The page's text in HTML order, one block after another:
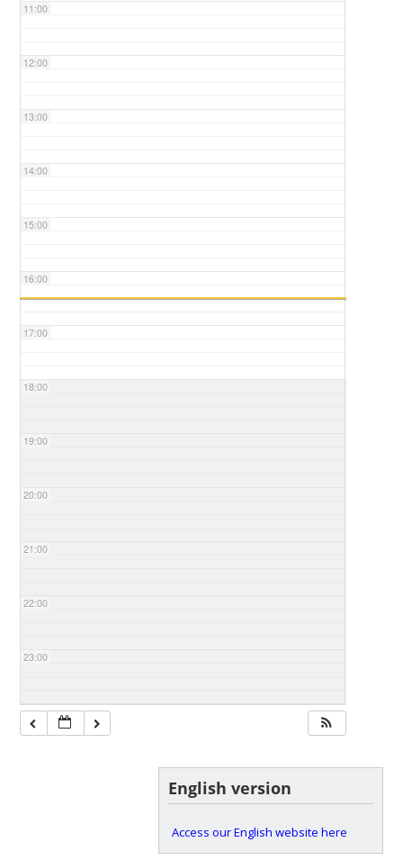
11:00
12:00
13:00
14:00
15:00
16:00
17:00
18:00
19:00
20:00
21:00
22:00
23:00
English version
Access our English website here